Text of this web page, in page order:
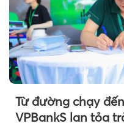
Từ đường chạy
VPBankS lan tỏa